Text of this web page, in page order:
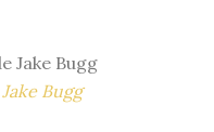
Jake Bugg